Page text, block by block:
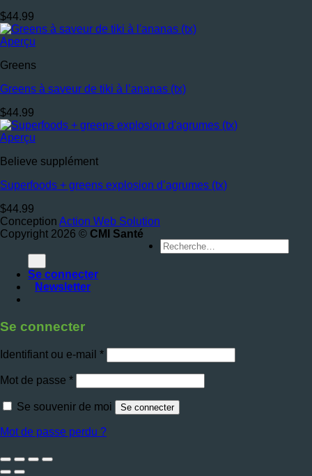
$44.99
Aperçu
Greens
Greens à saveur de tiki à l’ananas (tx)
$44.99
Aperçu
Believe supplément
Superfoods + greens explosion d’agrumes (tx)
$44.99
Conception Action Web Solution
Copyright 2026 © CMI Santé
Recherche
pour :
Se connecter
Newsletter
Se connecter
Identifiant ou e-mail *Obligatoire
Mot de passe *Obligatoire
Se souvenir de moi Se connecter
Mot de passe perdu ?